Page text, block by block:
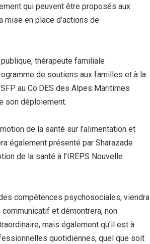
qui peuvent être proposés aux
en place d’actions de
thérapeute familiale
de soutiens aux familles et à la
au Co.DES des Alpes Maritimes
son déploiement.
de la santé sur l’alimentation et
également présenté par Sharazade
de la santé à l’IREPS Nouvelle
compétences psychosociales, viendra
et démontrera, non
mais également qu’il est à
quotidiennes, quel que soit